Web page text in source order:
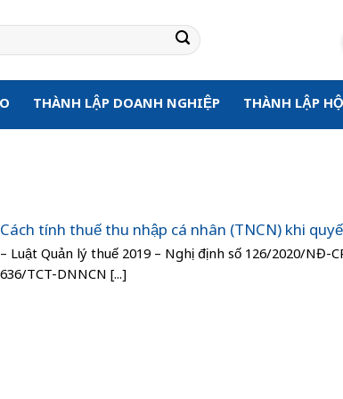
THÀNH LẬP DOANH NGHIỆP THÀNH LẬP
Cách tính thuế thu nhập cá nhân (TNCN) khi
– Luật Quản lý thuế 2019 – Nghị định số 126/2020/NĐ-
636/TCT-DNNCN [...]